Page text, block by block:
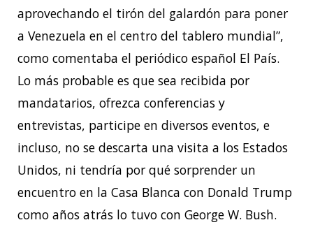
aprovechando el tirón del galardón para poner
a Venezuela en el centro del tablero mundial”,
como comentaba el periódico español El País.
Lo más probable es que sea recibida por
mandatarios, ofrezca conferencias y
entrevistas, participe en diversos eventos, e
incluso, no se descarta una visita a los Estados
Unidos, ni tendría por qué sorprender un
encuentro en la Casa Blanca con Donald Trump
como años atrás lo tuvo con George W. Bush.